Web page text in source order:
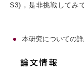
S3)，是非挑戦してみ
本研究についての
論文情報